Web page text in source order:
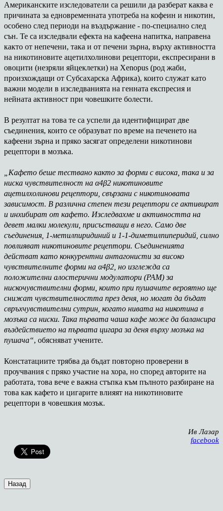
Американските изследователи са решили да разберат каква е
причината за едновременната употреба на кофеин и никотин,
особено след периоди на въздържание - по-специално след
сън. Те са изследвали ефекта на кафеена напитка, направена
както от непечени, така и от печени зърна, върху активността
на никотиновите ацетилхолинови рецептори, експресирани в
овоцити (незряли яйцеклетки) на Xenopus (род жаби,
произхождащи от Субсахарска Африка), които служат като
важни модели в изследванията на генната експресия и
нейната активност при човешките болести.
В резултат на това те са успели да идентифицират две
съединения, които се образуват по време на печенето на
кафеени зърна и пряко засягат определени никотинови
рецептори в мозъка.
„Кафето беше тествано както за форми с висока, така и за
ниска чувствителност на α4β2 никотиновите
ацетилхолинови рецептори, свързани с никотиновата
зависимост. В различна степен тези рецептори се активират
и инхибират от кафето. Изследвахме и активността на
девет малки молекули, присъстващи в него. Само две
съединения, 1-метилпиридиний и 1-1-диметилпиперидий, силно
повлияват никотиновите рецептори. Съединенията
действат като конкурентни антагонисти за високо
чувствителните форми на α4β2, но изглежда са
положителни алостерични модулатори (PAM) за
нискочувствителни форми, които при пушачите вероятно ще
снижат чувствителността през деня, но могат да бъдат
свръхчувствителни сутрин, когато нивата на никотина в
мозъка са ниски. Така първата чаша кафе може да балансира
въздействието на първата цигара за деня върху мозъка на
пушача“, обясняват учените.
Констатациите трябва да бъдат повторно проверени в
проучвания с пряко участие на хора, но според авторите на
работата, това вече е важна стъпка към пълното разбиране на
това как кафето и цигарите влияят на никотиновите
рецептори в човешкия мозък.
Ив Лазар
facebook